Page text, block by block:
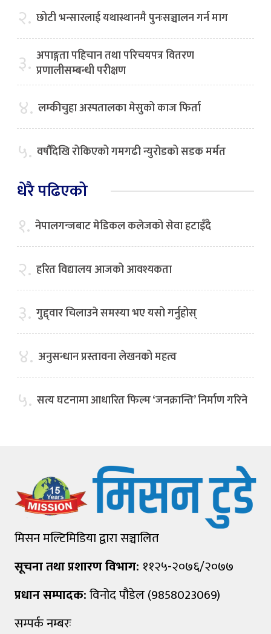
२. छोटी भन्सारलाई यथास्थानमै पुनःसञ्चालन गर्न माग
३. अपाङ्गता पहिचान तथा परिचयपत्र वितरण
प्रणालीसम्बन्धी परीक्षण
४. लम्कीचुहा अस्पतालका मेसुको काज फिर्ता
५. वर्षौँदेखि रोकिएको गमगढी न्युरोडको सडक मर्मत
धेरै पढिएको
१. नेपालगन्जबाट मेडिकल कलेजको सेवा हटाइँदै
२. हरित विद्यालय आजको आवश्यकता
३. गुद्द्वार चिलाउने समस्या भए यसो गर्नुहोस्
४. अनुसन्धान प्रस्तावना लेखनको महत्व
५. सत्य घटनामा आधारित फिल्म ‘जनक्रान्ति’ निर्माण गरिने
मिसन मल्टिमिडिया द्वारा सञ्चालित
सूचना तथा प्रशारण विभाग: ११२५-२०७६/२०७७
प्रधान सम्पादक:विनोद पौडेल (9858023069)
सम्पर्क नम्बरः